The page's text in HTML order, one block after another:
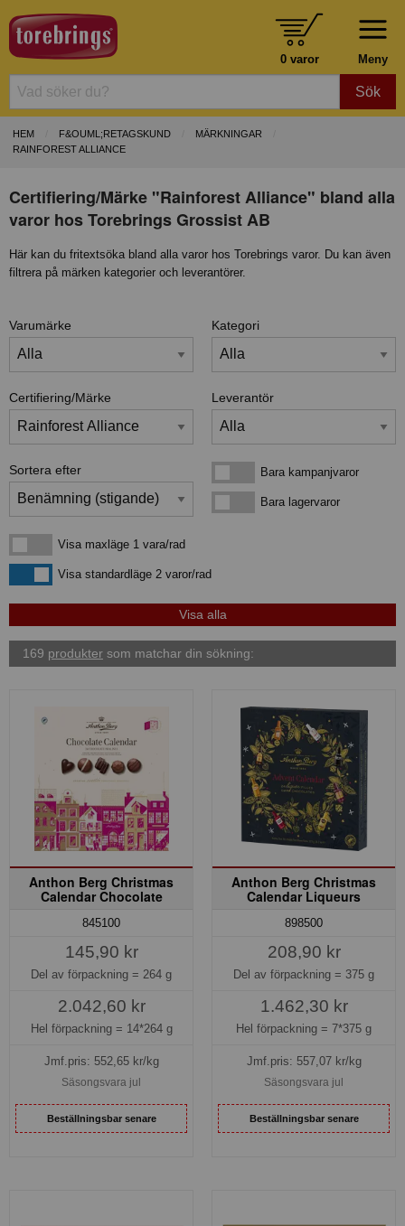
Meny
0 varor
Sök
HEM F&OUML;RETAGSKUND
MÄRKNINGAR
RAINFOREST ALLIANCE
Certifiering/Märke "Rainforest Alliance" bland alla
varor hos Torebrings Grossist AB
Här kan du fritextsöka bland alla varor hos Torebrings varor. Du kan även
filtrera på märken kategorier och leverantörer.
Varumärke Kategori
Certifiering/Märke Leverantör
Sortera efter Bara kampanjvarorBara kampanjvaror
Bara lagervarorBara lagervaror
Visa maxläge 1 vara/rad
Visa maxläge 1 vara/rad
Visa standardlägeVisa standardläge 2 varor/rad
169 produkter som matchar din sökning:
Anthon Berg Christmas
Calendar Chocolate
845100
145,90 kr
Del av förpackning = 264 g
2.042,60 kr
Hel förpackning = 14*264 g
Jmf.pris: 552,65kr/kg
Säsongsvara jul
Beställningsbar senare
Anthon Berg Christmas
Calendar Liqueurs
898500
208,90 kr
Del av förpackning = 375 g
1.462,30 kr
Hel förpackning = 7*375 g
Jmf.pris: 557,07kr/kg
Säsongsvara jul
Beställningsbar senare